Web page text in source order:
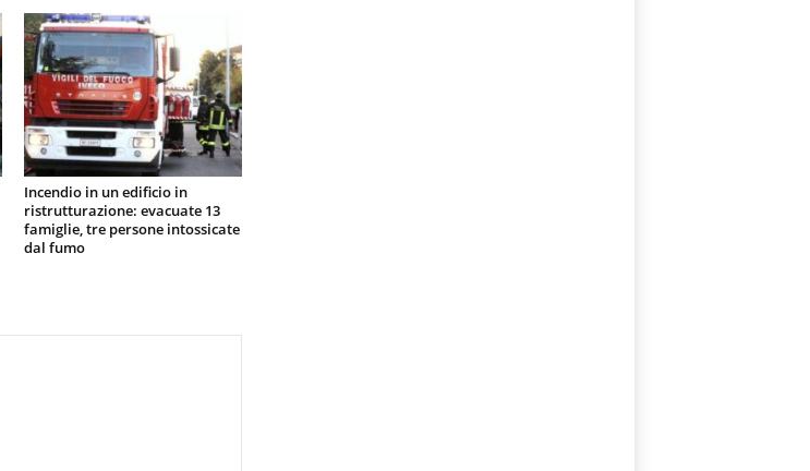
Incendio in un edificio in
ristrutturazione: evacuate 13
famiglie, tre persone intossicate
dal fumo